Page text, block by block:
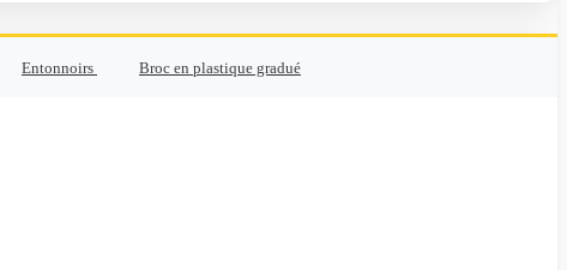
Entonnoirs Broc en plastique gradué